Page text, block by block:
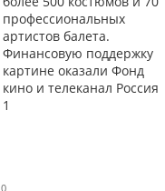
профессиональных
артистов балета.
Финансовую поддержку
картине оказали Фонд
кино и телеканал Россия
1
0